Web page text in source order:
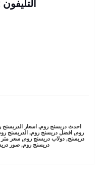
التليفون :
احدث دريسنج روم, اسعار الدريسنج
روم, افضل دريسنج روم, الدريسنج
دريسنج,دولاب دريسنج روم,سعر متر
دريسنج روم,صور